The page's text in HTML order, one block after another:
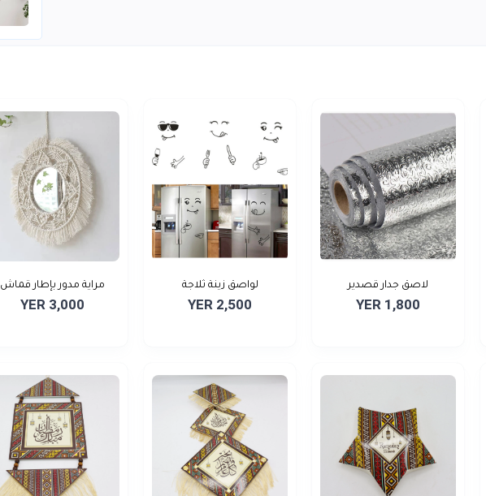
لاصق جدار قصدير
YER 1,800
لواصق زينة ثلاجة
YER 2,500
مراية مدور بإطار قماش
YER 3,000